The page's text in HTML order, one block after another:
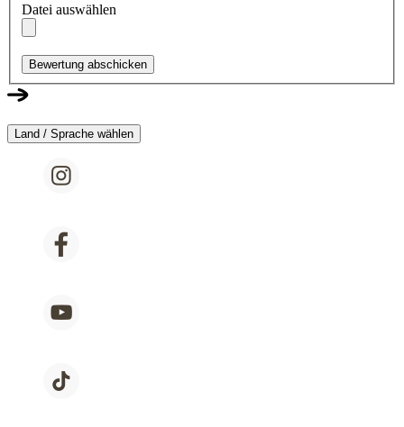
Datei auswählen
Bewertung abschicken
Land / Sprache wählen